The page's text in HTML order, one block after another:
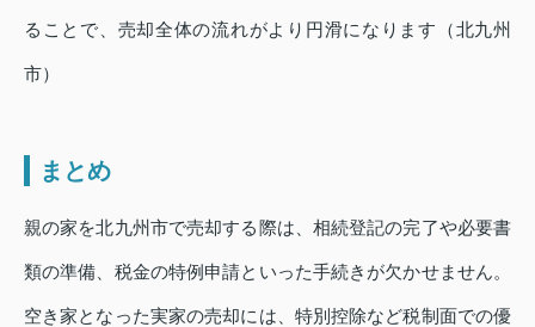
ることで、売却全体の流れがより円滑になります（北九州
市）
まとめ
親の家を北九州市で売却する際は、相続登記の完了や必要書
類の準備、税金の特例申請といった手続きが欠かせません。
空き家となった実家の売却には、特別控除など税制面での優